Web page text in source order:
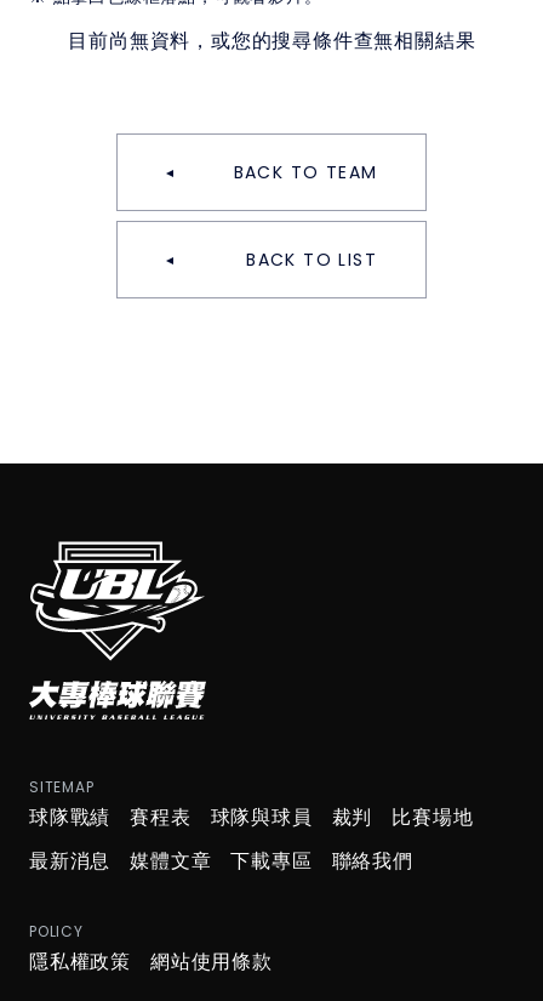
目前尚無資料，或您的搜尋條件查無相關結果
BACK TO TEAM
BACK TO LIST
SITEMAP
球隊戰績 賽程表 球隊與球員 裁判
比賽場地
最新消息
媒體文章 下載專區 聯絡我們
POLICY
隱私權政策 網站使用條款